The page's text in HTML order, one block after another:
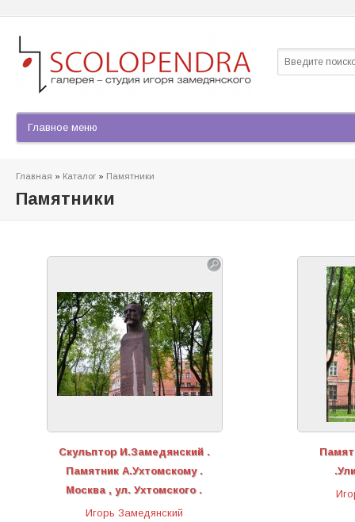
Форма
Найти
Вы здесь
Главная » Каталог » Памятники
Памятники
Скульптор И.Замедянский .
Памятник А.Ухтомскому .
Москва , ул. Ухтомского .
Игорь Замедянский